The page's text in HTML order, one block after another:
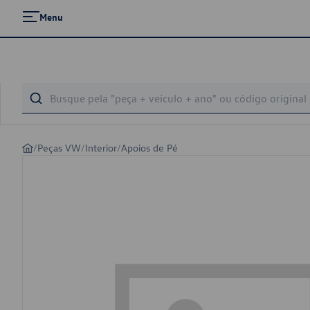
Menu
/Peças VW/Interior/Apoios de Pé